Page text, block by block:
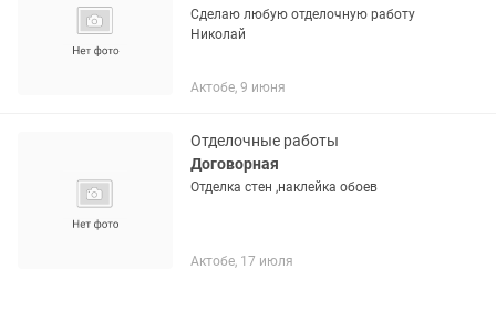
Сделаю любую отделочную работу
Николай
Актобе, 9 июня
Отделочные работы
Договорная
Отделка стен ,наклейка обоев
Актобе, 17 июля